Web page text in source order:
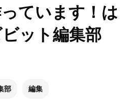
ています！は
ット編集部
部 編集